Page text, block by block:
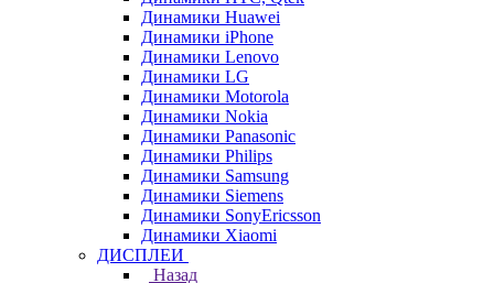
Динамики Huawei
Динамики iPhone
Динамики Lenovo
Динамики LG
Динамики Motorola
Динамики Nokia
Динамики Panasonic
Динамики Philips
Динамики Samsung
Динамики Siemens
Динамики SonyEricsson
Динамики Xiaomi
ДИСПЛЕИ
Назад